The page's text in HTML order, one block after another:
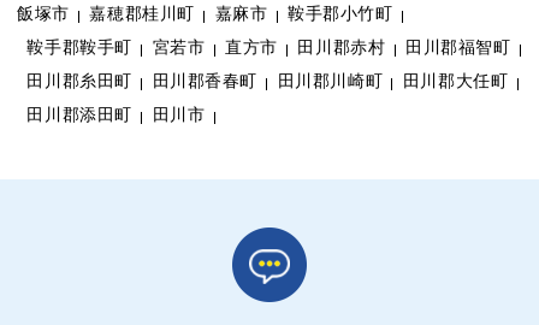
飯塚市 嘉穂郡桂川町 嘉麻市
鞍手郡小竹町
鞍手郡鞍手町
宮若市 直方市 田川郡赤村
田川郡福智町
田川郡糸田町
田川郡香春町 田川郡川崎町
田川郡大任町
田川郡添田町
田川市